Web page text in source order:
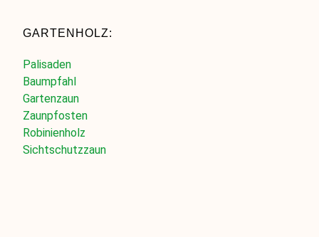
GARTENHOLZ:
Palisaden
Baumpfahl
Gartenzaun
Zaunpfosten
Robinienholz
Sichtschutzzaun